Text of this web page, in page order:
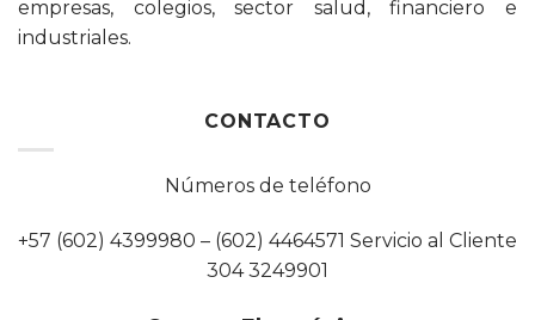
empresas, colegios, sector salud, financiero e
industriales.
CONTACTO
Números de teléfono
+57 (602) 4399980 – (602) 4464571 Servicio al Cliente
304 3249901